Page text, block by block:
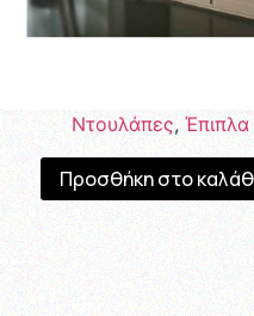
Ντουλάπες,Έπιπλα
Προσθήκη στο